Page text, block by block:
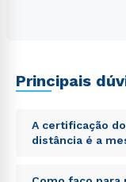
Principais
A certificação
distância é a
Sed ut